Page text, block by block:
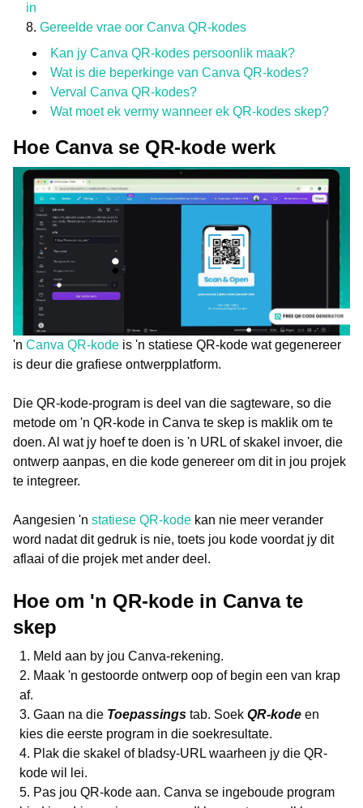
in
Gereelde vrae oor Canva QR-kodes
Kan jy Canva QR-kodes persoonlik maak?
Wat is die beperkinge van Canva QR-kodes?
Verval Canva QR-kodes?
Wat moet ek vermy wanneer ek QR-kodes skep?
Hoe Canva se QR-kode werk
'n Canva QR-kode is 'n statiese QR-kode wat gegenereer
is deur die grafiese ontwerpplatform.
Die QR-kode-program is deel van die sagteware, so die
metode om 'n QR-kode in Canva te skep is maklik om te
doen. Al wat jy hoef te doen is 'n URL of skakel invoer, die
ontwerp aanpas, en die kode genereer om dit in jou projek
te integreer.
Aangesien 'n statiese QR-kode kan nie meer verander
word nadat dit gedruk is nie, toets jou kode voordat jy dit
aflaai of die projek met ander deel.
Hoe om 'n QR-kode in Canva te
skep
Meld aan by jou Canva-rekening.
Maak 'n gestoorde ontwerp oop of begin een van krap
af.
Gaan na die Toepassings tab. Soek QR-kode en
kies die eerste program in die soekresultate.
Plak die skakel of bladsy-URL waarheen jy die QR-
kode wil lei.
Pas jou QR-kode aan. Canva se ingeboude program